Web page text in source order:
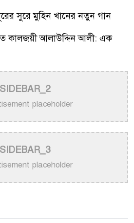
সুরে মুহিন খানের নতুন গান
কালজয়ী আলাউদ্দিন আলী: এক
কিংবদন্তি গীতিকার শিবদাস
আজ নিউইয়র্কে
অসম্মান কোনোভাবেই কাম্য নয়
পূজার সামনে আন্তর্জাতিক মঞ্চ
নতুন জুটির সৃষ্টি: মুক্তি পেল
SIDEBAR_2
placeholder
SIDEBAR_3
placeholder